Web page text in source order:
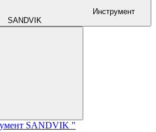
Инструмент
SANDVIK
SANDVIK "